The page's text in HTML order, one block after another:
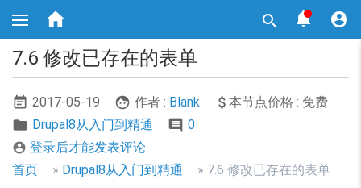
转
容
 


7.6 修改已存在的表单
2017-05-19 作者 : Blank
本节点价格 : 免费
Drupal8从入门到精通
0
 登录后才能发表评论
面
首页 Drupal8从入门到精通 7.6 修改已存在的表单